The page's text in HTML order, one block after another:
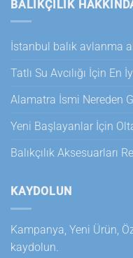
BALIKÇILIK
İstanbul balık avlanma
Tatlı Su Avcılığı İçin En
Alamatra İsmi Nereden
Yeni Başlayanlar İçin
Balıkçılık Aksesuarları
KAYDOLUN
Kampanya, Yeni Ürün,
kaydolun.